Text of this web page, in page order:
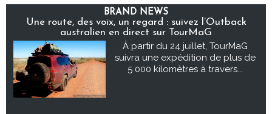
BRAND NEWS
Une route, des voix, un regard : suivez l’Outback
australien en direct sur TourMaG
À partir du 24 juillet, TourMaG
suivra une expédition de plus de
5 000 kilomètres à travers...